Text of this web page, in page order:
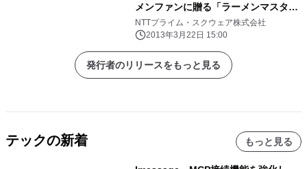
メンファンに贈る「ラーメンマスター
養成講座」全6回配信！
NTTプライム・スクウェア株式会社
2013年3月22日 15:00
発行者のリリースをもっと見る
テックの新着 もっと見る